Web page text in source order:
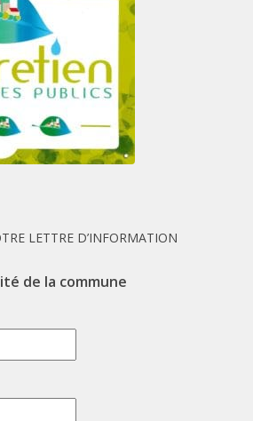
LETTRE D’INFORMATION
de la commune